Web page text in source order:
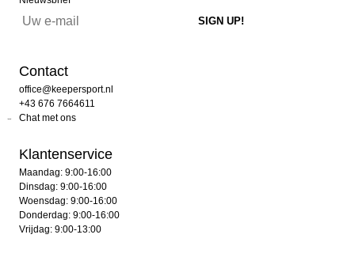
Contact
office@keepersport.nl
+43 676 7664611
Chat met ons
Klantenservice
Maandag: 9:00-16:00
Dinsdag: 9:00-16:00
Woensdag: 9:00-16:00
Donderdag: 9:00-16:00
Vrijdag: 9:00-13:00